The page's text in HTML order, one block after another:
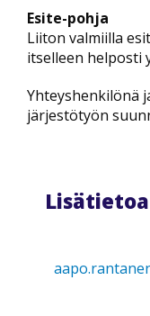
Lisätietoa
Esite-pohja
Liiton valmiilla
itselleen helposti
Yhteyshenkilönä
järjestötyön